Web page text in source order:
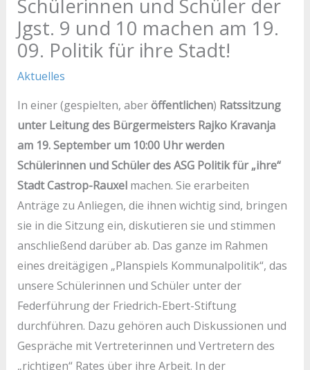
Schülerinnen und Schüler der
Jgst. 9 und 10 machen am 19.
09. Politik für ihre Stadt!
Aktuelles
In einer (gespielten, aberöffentlichen) Ratssitzung
unter Leitung des Bürgermeisters Rajko Kravanja
am 19. September um 10:00 Uhr werden
Schülerinnen und Schüler des ASG Politik für „ihre“
Stadt Castrop-Rauxelmachen. Sie erarbeiten
Anträge zu Anliegen, die ihnen wichtig sind, bringen
sie in die Sitzung ein, diskutieren sie und stimmen
anschließend darüber ab. Das ganze im Rahmen
eines dreitägigen „Planspiels Kommunalpolitik“, das
unsere Schülerinnen und Schüler unter der
Federführung der Friedrich-Ebert-Stiftung
durchführen. Dazu gehören auch Diskussionen und
Gespräche mit Vertreterinnen und Vertretern des
„richtigen“ Rates über ihre Arbeit. In der